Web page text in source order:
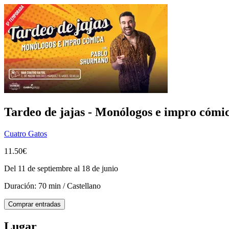
Tardeo de jajas - Monólogos e impro
Cuatro Gatos
11.50€
Del 11 de septiembre al 18 de junio
Duración: 70 min / Castellano
Comprar entradas
Lugar